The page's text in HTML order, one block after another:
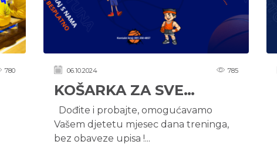
780 06.10.2024 785
KOŠARKA ZA SVE…
Dođite i probajte, omogućavamo
Vašem djetetu mjesec dana treninga,
bez obaveze upisa !...